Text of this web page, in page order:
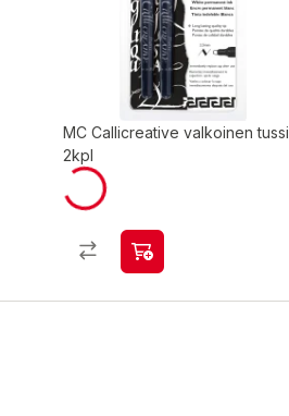
MC Callicreative valkoinen tussi
2kpl